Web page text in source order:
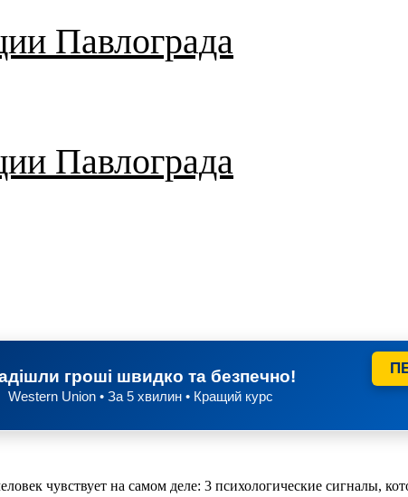
Павлограда
Павлограда
гроші швидко та безпечно!
Western Union • За 5 хвилин • Кращий курс
чувствует на самом деле: 3 психологические сигналы,